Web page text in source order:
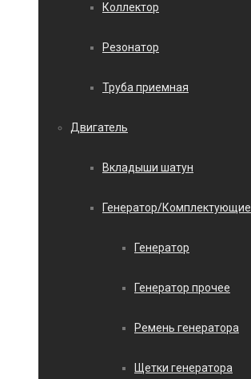
Коллектор
Резонатор
Труба приемная
Двигатель
Вкладыши шатун
Генератор/Комплектующие
Генератор
Генератор прочее
Ремень генератора
Щетки генератора